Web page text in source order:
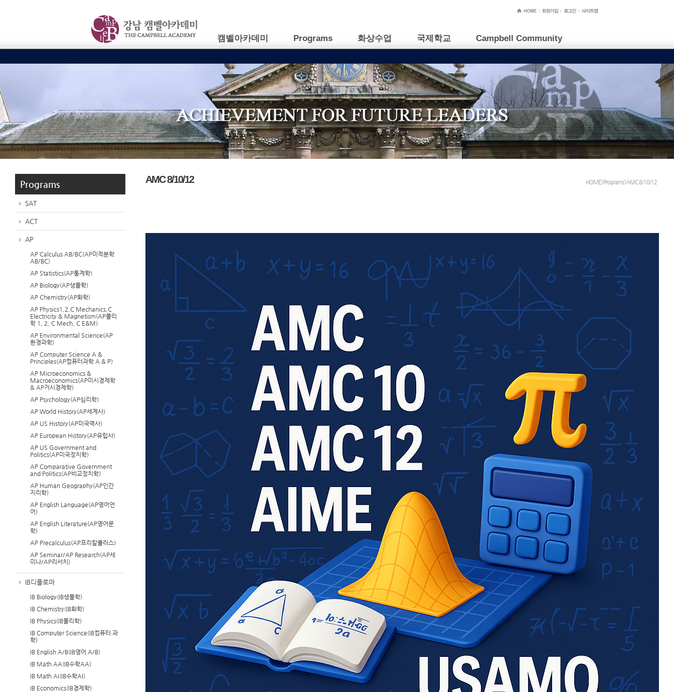
캠벨아카데미 Programs 화상수업 국제학교 Campbell Community
Programs
SAT
ACT
AP
AP Calculus AB/BC(AP미적분학
AB/BC)
AP Statistics(AP통계학)
AP Biology(AP생물학)
AP Chemistry(AP화학)
AP Physics1,2,C Mechanics,C
Electricity & Magnetism(AP물리
학 1, 2, C Mech, C E&M)
AP Environmental Science(AP
환경과학)
AP Computer Science A &
Principles(AP컴퓨터과학 A & P)
AP Microeconomics &
Macroeconomics(AP미시경제학
& AP거시경제학)
AP Psychology(AP심리학)
AP World History(AP세계사)
AP US History(AP미국역사)
AP European History(AP유럽사)
AP US Government and
Politics(AP미국정치학)
AP Comparative Government
and Politics(AP비교정치학)
AP Human Geography(AP인간
지리학)
AP English Language(AP영어언
어)
AP English Literature(AP영어문
학)
AP Precalculus(AP프리칼큘러스)
AP Seminar/AP Research(AP세
미나/AP리서치)
IB디플로마
IB Biology(IB생물학)
IB Chemistry(IB화학)
IB Physics(IB물리학)
IB Computer Science(IB컴퓨터 과
학)
IB English A/B(IB영어 A/B)
IB Math AA(IB수학AA)
IB Math AI(IB수학AI)
IB Economics(IB경제학)
AMC 8/10/12 HOME>Programs>AMC 8/10/12